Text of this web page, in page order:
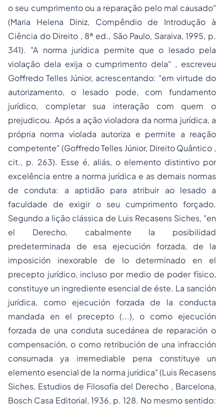
o seu cumprimento ou a reparação pelo mal causado"
(Maria Helena Diniz, Compêndio de Introdução à
Ciência do Direito , 8ª ed., São Paulo, Saraiva, 1995, p.
341). "A norma jurídica permite que o lesado pela
violação dela exija o cumprimento dela" , escreveu
Goffredo Telles Júnior, acrescentando: "em virtude do
autorizamento, o lesado pode, com fundamento
jurídico, completar sua interação com quem o
prejudicou. Após a ação violadora da norma jurídica, a
própria norma violada autoriza e permite a reação
competente" (Goffredo Telles Júnior, Direito Quântico ,
cit., p. 263). Esse é, aliás, o elemento distintivo por
excelência entre a norma jurídica e as demais normas
de conduta: a aptidão para atribuir ao lesado a
faculdade de exigir o seu cumprimento forçado.
Segundo a lição clássica de Luis Recasens Siches, "en
el Derecho, cabalmente la posibilidad
predeterminada de esa ejecución forzada, de la
imposición inexorable de lo determinado en el
precepto jurídico, incluso por medio de poder físico,
constituye un ingrediente esencial de éste. La sanción
jurídica, como ejecución forzada de la conducta
mandada en el precepto (...), o como ejecución
forzada de una conduta sucedánea de reparación o
compensación, o como retribución de una infracción
consumada ya irremediable pena constituye un
elemento esencial de la norma jurídica" (Luis Recasens
Siches, Estudios de Filosofía del Derecho , Barcelona,
Bosch Casa Editorial, 1936, p. 128. No mesmo sentido: